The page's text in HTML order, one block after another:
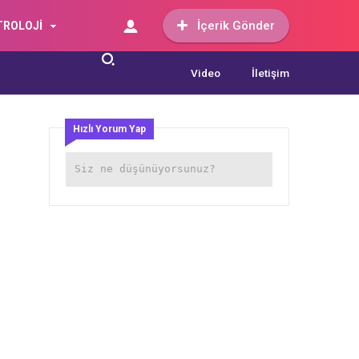
İçerik Gönder
Video İletişim
Hızlı Yorum Yap